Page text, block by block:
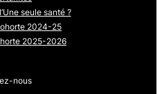
seule santé ?
2024-25
2025-2026
nous